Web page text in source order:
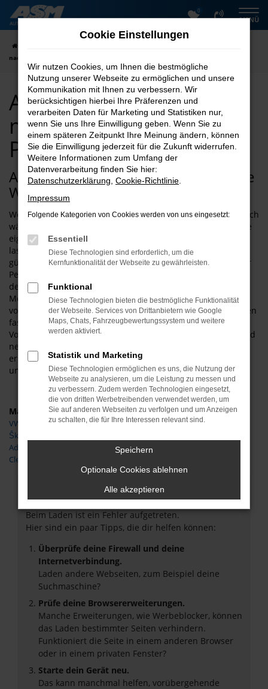
Zum
Hauptinhalt
0
MENÜ
nach Peine
Adria Neuwagen kaufen
mit Lieferservice nach
Peine
Adria Neuwagen – die vielleicht beste
Wahl für Peine
Wer behauptet, dass ein Adria Neuwagen kaum erschwinglich
wäre, der liegt schlichtweg falsch. Für Ihre Mobilität in Peine
eignen sich die Fahrzeuge dieses Herstellers perfekt und
lassen sich zudem durch eine Finanzierung deutlich
günstiger anbieten. Der Vorteil, den ein Adria Neuwagen für
Peine gegenüber einem gebrauchten Modell bietet, liegt in
der Ausstattung. Sicher haben Sie schon von den aktuellen
Modellgenerationen gehört oder darüber gelesen. Auch wir
vom Autoservice Meißner sind von der Fülle an Möglichkeiten
fasziniert und empfehlen Adria Neuwagen für Peine ohne
Vorbehalte. Gerne kommen wir Ihnen preislich entgegen und
nehmen zudem Ihren Gebrauchtwagen in Zahlung. Zudem
erhalten Sie bei uns Adria Neuwagen auch als EU-Importe
und somit deutlich günstiger.
Marken
VW
Škoda
Adria
Clever
Fehler: Network Error
Beim Laden ist ein Fehler aufgetreten.
Hier sind ein paar Tipps, die dir helfen können:
Überprüfe deine Firewall und deine
Internetverbindung.
Laden andere Webseiten, zum Beispiel deine
Suchmaschine?
Prüfe deine Browsererweiterungen.
Manche Erweiterungen, wie Werbeblocker, können
das Laden bestimmter Seiten verhindern.
Funktioniert die Seite in einem anderen Browser
oder in einem privaten Fenster?
Starte dein Gerät neu.
Das kann manchmal helfen, vorübergehende
Cookie Einstellungen
Wir nutzen Cookies, um Ihnen die bestmögliche
Nutzung unserer Webseite zu ermöglichen und unsere
Kommunikation mit Ihnen zu verbessern. Wir
berücksichtigen hierbei Ihre Präferenzen und
verarbeiten Daten für Marketing und Statistiken nur,
wenn Sie uns Ihre Einwilligung geben. Wenn Sie zu
einem späteren Zeitpunkt Ihre Meinung ändern, können
Sie die Einwilligung jederzeit für die Zukunft widerrufen.
Weitere Informationen zum Umfang der
Datenverarbeitung finden Sie hier:
Datenschutzerklärung Cookie-Richtlinie
Impressum
Folgende Kategorien von Cookies werden von uns eingesetzt:
Essentiell
Diese Technologien sind erforderlich, um die
Kernfunktionalität der Webseite zu gewährleisten.
Funktional
Diese Technologien bieten die bestmögliche Funktionalität
der Webseite. Services von Drittanbietern wie Google
Maps, Chats, Fahrzeugbewertungssystem und weitere
werden aktiviert.
Statistik und Marketing
Diese Technologien ermöglichen es uns, die Nutzung der
Webseite zu analysieren, um die Leistung zu messen und
zu verbessern. Zudem werden Technologien eingesetzt,
die von dritten Werbetreibenden verwendet werden, um
Sie auf anderen Webseiten zu verfolgen und um Anzeigen
zu schalten, die für Ihre Interessen relevant sind.
Speichern
Optionale Cookies ablehnen
Alle akzeptieren